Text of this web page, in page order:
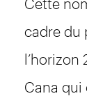
cadre du
l’horizon
Cana qui